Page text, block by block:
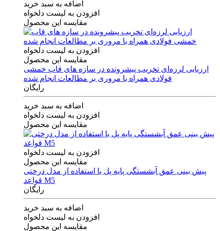
اضافه به سبد خرید
افزودن به لیست دلخواه
مقایسه این محصول
افزودن به لیست دلخواه
مقایسه این محصول
ارزیابی لرزه‌ای تخریب پیشرونده در سازه های قاب خمشی
فولادی همراه با مروری بر مطالعات انجام شده
رایگان
اضافه به سبد خرید
افزودن به لیست دلخواه
مقایسه این محصول
افزودن به لیست دلخواه
مقایسه این محصول
پیش بینی عمق آبشستگی پایه پل با استفاده از مدل درختی
قواعد M5
رایگان
اضافه به سبد خرید
افزودن به لیست دلخواه
مقایسه این محصول